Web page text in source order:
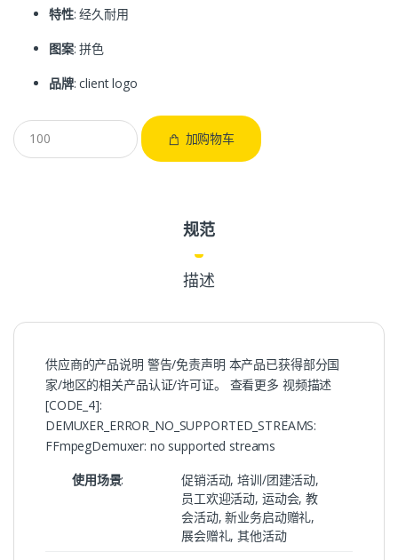
特性: 经久耐用
图案: 拼色
品牌: client logo
加购物车
规范
描述
供应商的产品说明 警告/免责声明 本产品已获得部分国
家/地区的相关产品认证/许可证。 查看更多 视频描述
[CODE_4]:
DEMUXER_ERROR_NO_SUPPORTED_STREAMS:
FFmpegDemuxer: no supported streams
使用场景:
促销活动, 培训/团建活动,
员工欢迎活动, 运动会, 教
会活动, 新业务启动赠礼,
展会赠礼, 其他活动